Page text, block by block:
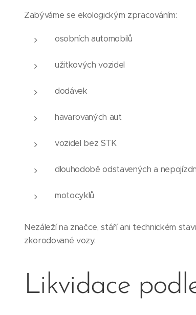
Zabýváme se ekologickým zpracováním:
osobních automobilů
užitkových vozidel
dodávek
havarovaných aut
vozidel bez STK
dlouhodobě odstavených a
motocyklů
Nezáleží na značce, stáří ani technickém
zkorodované vozy.
Likvidace